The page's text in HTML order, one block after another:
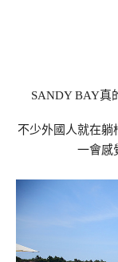
SANDY BAY真
不少外國人就在躺
一會感